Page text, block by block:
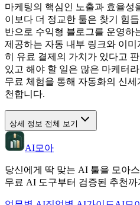
마케팅의 핵심인 노출과 효율성
이보다 더 정교한 툴은 찾기 힘
반으로 수익형 블로그를 운영하
제공하는 자동 내부 링크와 이
히 유료 결제의 가치가 있다고
있고 해야 할 일은 많은 마케터
무료 체험을 통해 자동화의 신
천합니다.
상세 정보 전체 보기
AI모아
당신에게 딱 맞는 AI 툴을 모아
무료 AI 도구부터 검증된 추천